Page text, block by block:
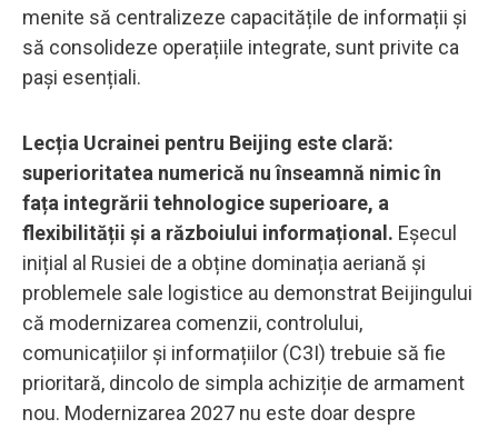
menite să centralizeze capacitățile de informații și
să consolideze operațiile integrate, sunt privite ca
pași esențiali.
Lecția Ucrainei pentru Beijing este clară:
superioritatea numerică nu înseamnă nimic în
fața integrării tehnologice superioare, a
flexibilității și a războiului informațional. Eșecul
inițial al Rusiei de a obține dominația aeriană și
problemele sale logistice au demonstrat Beijingului
că modernizarea comenzii, controlului,
comunicațiilor și informațiilor (C3I) trebuie să fie
prioritară, dincolo de simpla achiziție de armament
nou. Modernizarea 2027 nu este doar despre